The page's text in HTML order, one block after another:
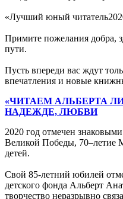
«Лучший юный
Примите пожелания добра,
пути.
Пусть впереди вас ждут
впечатления и новые
«ЧИТАЕМ АЛЬБЕРТА
НАДЕЖДЕ, ЛЮБВИ
2020 год отмечен
Великой Победы, 70–летие
детей.
Свой 85-летний юбилей
детского фонда Альберт
творчество неразрывно